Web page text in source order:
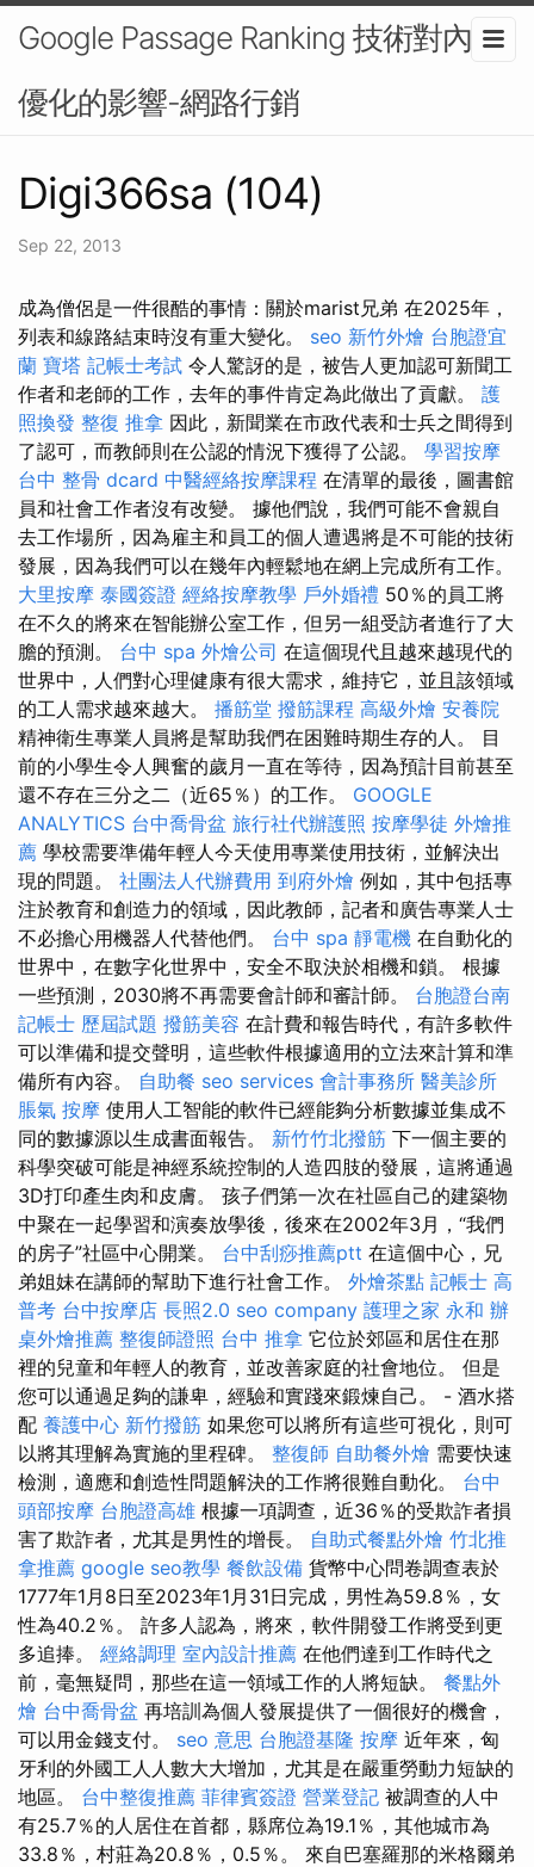
Google Passage Ranking 技術對內容
優化的影響-網路行銷
Digi366sa (104)
Sep 22, 2013
成為僧侶是一件很酷的事情：關於marist兄弟 在2025年，
列表和線路結束時沒有重大變化。 seo 新竹外燴 台胞證宜
蘭 寶塔 記帳士考試 令人驚訝的是，被告人更加認可新聞工
作者和老師的工作，去年的事件肯定為此做出了貢獻。 護
照換發 整復 推拿 因此，新聞業在市政代表和士兵之間得到
了認可，而教師則在公認的情況下獲得了公認。 學習按摩
台中 整骨 dcard 中醫經絡按摩課程 在清單的最後，圖書館
員和社會工作者沒有改變。 據他們說，我們可能不會親自
去工作場所，因為雇主和員工的個人遭遇將是不可能的技術
發展，因為我們可以在幾年內輕鬆地在網上完成所有工作。
大里按摩 泰國簽證 經絡按摩教學 戶外婚禮 50％的員工將
在不久的將來在智能辦公室工作，但另一組受訪者進行了大
膽的預測。 台中 spa 外燴公司 在這個現代且越來越現代的
世界中，人們對心理健康有很大需求，維持它，並且該領域
的工人需求越來越大。 播筋堂 撥筋課程 高級外燴 安養院
精神衛生專業人員將是幫助我們在困難時期生存的人。 目
前的小學生令人興奮的歲月一直在等待，因為預計目前甚至
還不存在三分之二（近65％）的工作。 GOOGLE
ANALYTICS 台中喬骨盆 旅行社代辦護照 按摩學徒 外燴推
薦 學校需要準備年輕人今天使用專業使用技術，並解決出
現的問題。 社團法人代辦費用 到府外燴 例如，其中包括專
注於教育和創造力的領域，因此教師，記者和廣告專業人士
不必擔心用機器人代替他們。 台中 spa 靜電機 在自動化的
世界中，在數字化世界中，安全不取決於相機和鎖。 根據
一些預測，2030將不再需要會計師和審計師。 台胞證台南
記帳士 歷屆試題 撥筋美容 在計費和報告時代，有許多軟件
可以準備和提交聲明，這些軟件根據適用的立法來計算和準
備所有內容。 自助餐 seo services 會計事務所 醫美診所
脹氣 按摩 使用人工智能的軟件已經能夠分析數據並集成不
同的數據源以生成書面報告。 新竹竹北撥筋 下一個主要的
科學突破可能是神經系統控制的人造四肢的發展，這將通過
3D打印產生肉和皮膚。 孩子們第一次在社區自己的建築物
中聚在一起學習和演奏放學後，後來在2002年3月，“我們
的房子”社區中心開業。 台中刮痧推薦ptt 在這個中心，兄
弟姐妹在講師的幫助下進行社會工作。 外燴茶點 記帳士 高
普考 台中按摩店 長照2.0 seo company 護理之家 永和 辦
桌外燴推薦 整復師證照 台中 推拿 它位於郊區和居住在那
裡的兒童和年輕人的教育，並改善家庭的社會地位。 但是
您可以通過足夠的謙卑，經驗和實踐來鍛煉自己。 - 酒水搭
配 養護中心 新竹撥筋 如果您可以將所有這些可視化，則可
以將其理解為實施的里程碑。 整復師 自助餐外燴 需要快速
檢測，適應和創造性問題解決的工作將很難自動化。 台中
頭部按摩 台胞證高雄 根據一項調查，近36％的受欺詐者損
害了欺詐者，尤其是男性的增長。 自助式餐點外燴 竹北推
拿推薦 google seo教學 餐飲設備 貨幣中心問卷調查表於
1777年1月8日至2023年1月31日完成，男性為59.8％，女
性為40.2％。 許多人認為，將來，軟件開發工作將受到更
多追捧。 經絡調理 室內設計推薦 在他們達到工作時代之
前，毫無疑問，那些在這一領域工作的人將短缺。 餐點外
燴 台中喬骨盆 再培訓為個人發展提供了一個很好的機會，
可以用金錢支付。 seo 意思 台胞證基隆 按摩 近年來，匈
牙利的外國工人人數大大增加，尤其是在嚴重勞動力短缺的
地區。 台中整復推薦 菲律賓簽證 營業登記 被調查的人中
有25.7％的人居住在首都，縣席位為19.1％，其他城市為
33.8％，村莊為20.8％，0.5％。 來自巴塞羅那的米格爾弟